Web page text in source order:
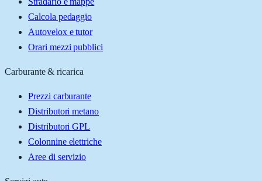
Calcola pedaggio
Autovelox e tutor
Orari mezzi pubblici
Carburante & ricarica
Prezzi carburante
Distributori metano
Distributori GPL
Colonnine elettriche
Aree di servizio